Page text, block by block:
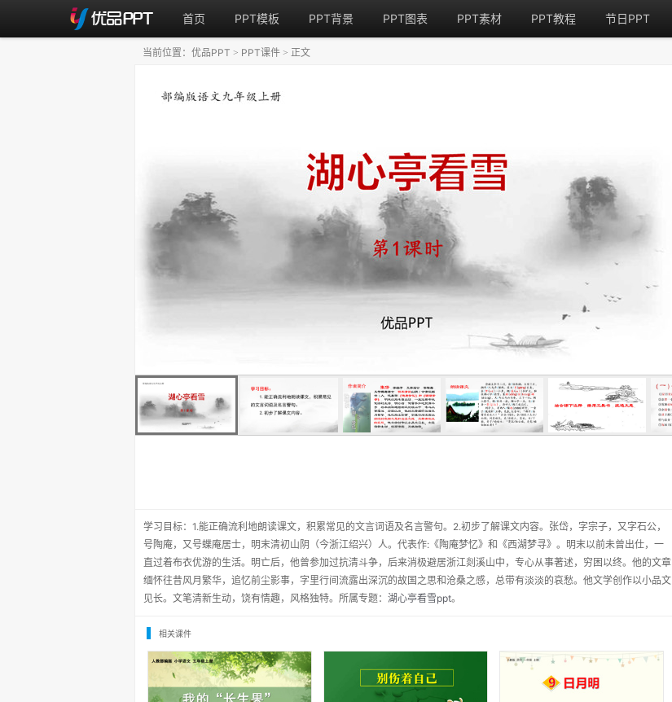
首页 PPT模板 PPT背景 PPT图表 PPT素材 PPT教程 节日PPT
学习目标：1.能正确流利地朗读课文，积累常见的文言词语及名言警句。2.初步了解课文内容。张岱，字宗子，又字石公，
号陶庵，又号蝶庵居士，明末清初山阴（今浙江绍兴）人。代表作:《陶庵梦忆》和《西湖梦寻》。明末以前未曾出仕，一
直过着布衣优游的生活。明亡后，他曾参加过抗清斗争，后来消极避居浙江剡溪山中，专心从事著述，穷困以终。他的文章
缅怀往昔风月繁华，追忆前尘影事，字里行间流露出深沉的故国之思和沧桑之感，总带有淡淡的哀愁。他文学创作以小品文
见长。文笔清新生动，饶有情趣，风格独特。所属专题： 湖心亭看雪ppt。
当前位置： 优品PPT > PPT课件 > 正文
相关课件